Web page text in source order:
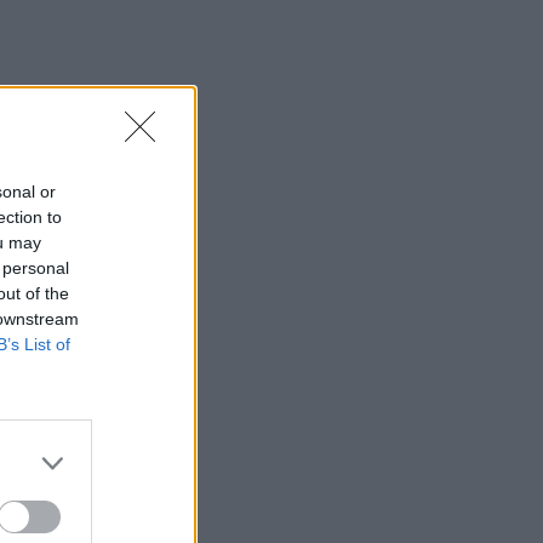
or
to
may
of the
List of
37χρονος μετά από τροχαίο με
αγριογούρουνο